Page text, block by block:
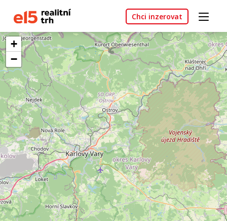
Chci inzerovat
+
−